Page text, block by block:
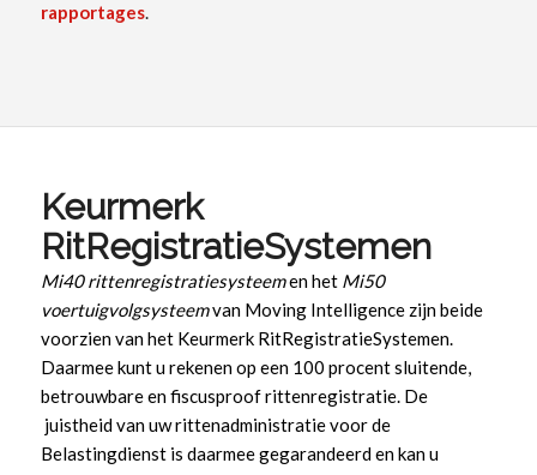
rapportages.
Keurmerk
RitRegistratieSystemen
Mi40 rittenregistratiesysteemen het Mi50
voertuigvolgsysteemvan Moving Intelligence zijn beide
voorzien van het Keurmerk RitRegistratieSystemen.
Daarmee kunt u rekenen op een 100 procent sluitende,
betrouwbare en fiscusproof rittenregistratie. De
juistheid van uw rittenadministratie voor de
Belastingdienst is daarmee gegarandeerd en kan u